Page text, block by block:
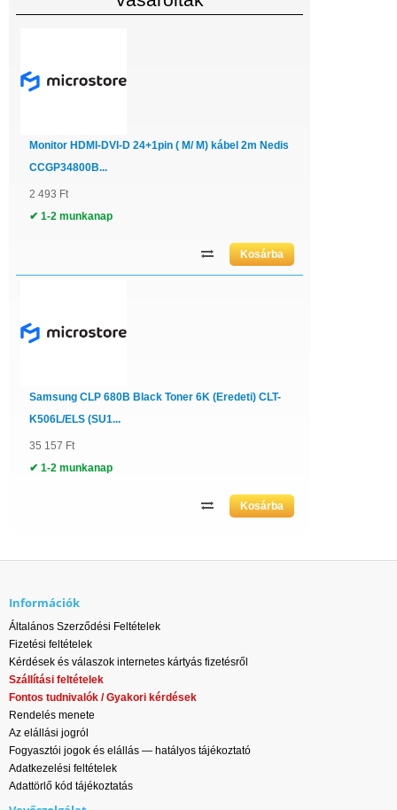
Monitor HDMI-DVI-D 24+1pin ( M/ M) kábel 2m Nedis
CCGP34800B...
2 493 Ft
✔ 1-2 munkanap
Samsung CLP 680B Black Toner 6K (Eredeti) CLT-
K506L/ELS (SU1...
35 157 Ft
✔ 1-2 munkanap
Információk
Általános Szerződési Feltételek
Fizetési feltételek
Kérdések és válaszok internetes kártyás fizetésről
Szállítási feltételek
Fontos tudnivalók / Gyakori kérdések
Rendelés menete
Az elállási jogról
Fogyasztói jogok és elállás — hatályos tájékoztató
Adatkezelési feltételek
Adattörlő kód tájékoztatás